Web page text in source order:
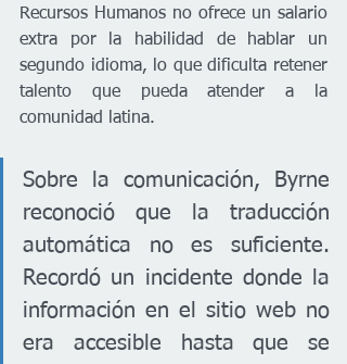
Recursos Humanos no ofrece un salario
extra por la habilidad de hablar un
segundo idioma, lo que dificulta retener
talento que pueda atender a la
comunidad latina.
Sobre la comunicación, Byrne
reconoció que la traducción
automática no es suficiente.
Recordó un incidente donde la
información en el sitio web no
era accesible hasta que se